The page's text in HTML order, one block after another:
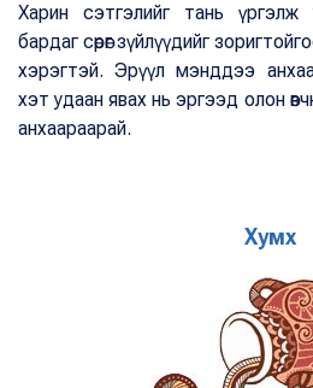
Харин сэтгэлийг тань үргэлж
бардаг сөрөг зүйлүүдийг
хэрэгтэй. Эрүүл мэнддээ
хэт удаан явах нь эргээд олон
анхаараарай.
Хумх